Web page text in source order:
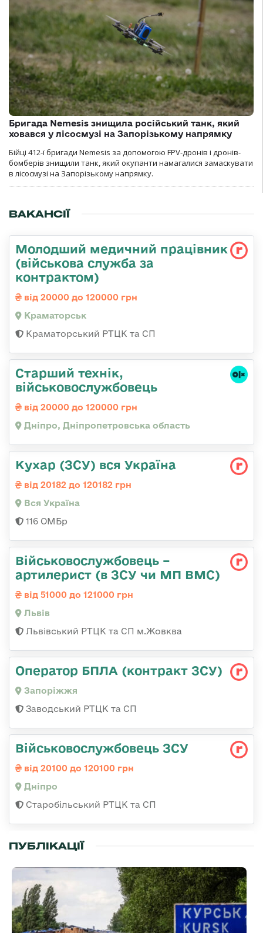
Бригада Nemesis знищила російський танк, який
ховався у лісосмузі на Запорізькому напрямку
Бійці 412-ї бригади Nemesis за допомогою FPV-дронів і дронів-
бомберів знищили танк, який окупанти намагалися замаскувати
в лісосмузі на Запорізькому напрямку.
ВАКАНСІЇ
Молодший медичний працівник
(військова служба за
контрактом)
від 20000 до 120000 грн
Краматорськ
Краматорський РТЦК та СП
Старший технік,
військовослужбовець
від 20000 до 120000 грн
Дніпро, Дніпропетровська область
Кухар (ЗСУ) вся Україна
від 20182 до 120182 грн
Вся Україна
116 ОМБр
Військовослужбовець –
артилерист (в ЗСУ чи МП ВМС)
від 51000 до 121000 грн
Львів
Львівський РТЦК та СП м.Жовква
Оператор БПЛА (контракт ЗСУ)
Запоріжжя
Заводський РТЦК та СП
Військовослужбовець ЗСУ
від 20100 до 120100 грн
Дніпро
Старобільський РТЦК та СП
ПУБЛІКАЦІЇ